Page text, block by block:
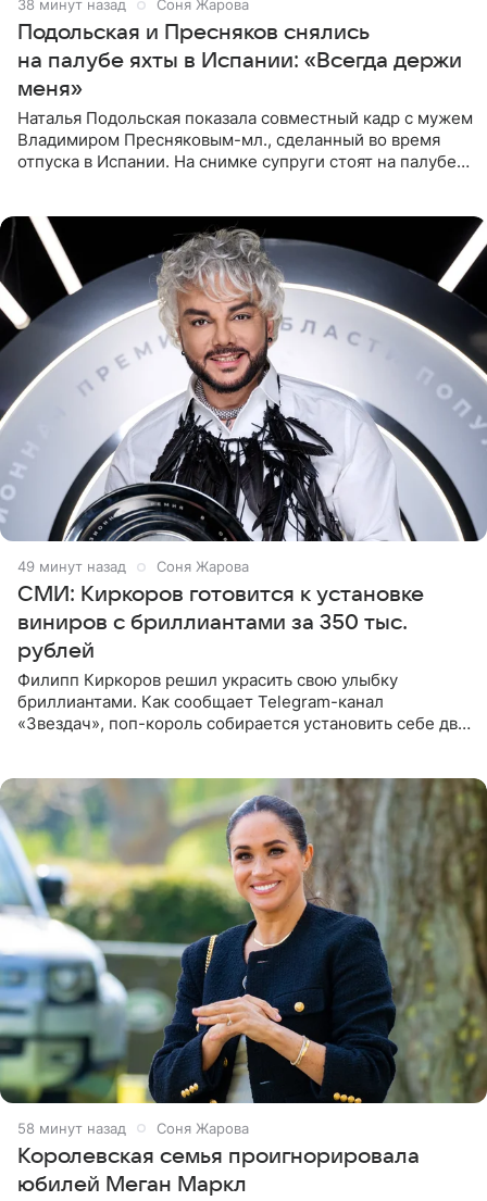
38 минут назад Соня Жарова
Подольская и Пресняков снялись
на палубе яхты в Испании: «Всегда держи
меня»
Наталья Подольская показала совместный кадр с мужем
Владимиром Пресняковым-мл., сделанный во время
отпуска в Испании. На снимке супруги стоят на палубе
49 минут назад Соня Жарова
СМИ: Киркоров готовится к установке
виниров с бриллиантами за 350 тыс.
рублей
Филипп Киркоров решил украсить свою улыбку
бриллиантами. Как сообщает Telegram-канал
«Звездач», поп-король собирается установить себе два
58 минут назад Соня Жарова
Королевская семья проигнорировала
юбилей Меган Маркл